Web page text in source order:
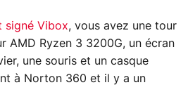
signé Vibox, vous avez une tour
AMD Ryzen 3 3200G, un écran
une souris et un casque
à Norton 360 et il y a un